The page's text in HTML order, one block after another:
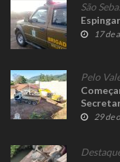
São
17 de
Pelo
29 de